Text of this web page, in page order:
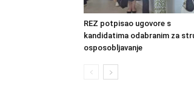
REZ potpisao ugovore s
kandidatima odabranim za
osposobljavanje